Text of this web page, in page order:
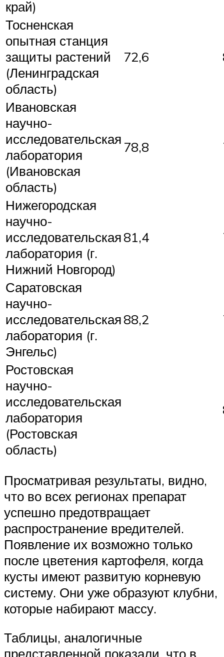
край)
Тосненская
опытная станция
защиты растений
(Ленинградская
область)
72,6
Ивановская
научно-
исследовательская
лаборатория
(Ивановская
область)
78,8
Нижегородская
научно-
исследовательская
лаборатория (г.
Нижний Новгород)
81,4
Саратовская
научно-
исследовательская
лаборатория (г.
Энгельс)
88,2
Ростовская
научно-
исследовательская
лаборатория
(Ростовская
область)
Просматривая результаты, видно,
что во всех регионах препарат
успешно предотвращает
распространение вредителей.
Появление их возможно только
после цветения картофеля, когда
кусты имеют развитую корневую
систему. Они уже образуют клубни,
которые набирают массу.
Таблицы, аналогичные
представленной показали, что в